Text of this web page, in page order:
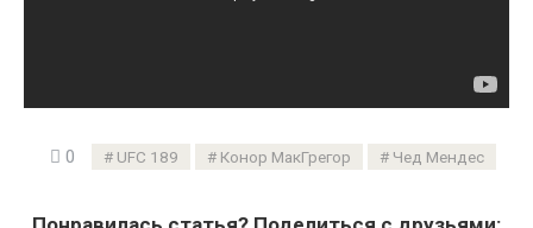
0 UFC 189 Конор МакГрегор Чед Мендес